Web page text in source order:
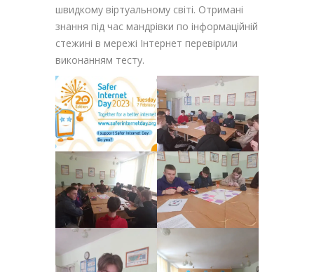
швидкому віртуальному світі. Отримані
знання під час мандрівки по інформаційній
стежині в мережі Інтернет перевірили
виконанням тесту.